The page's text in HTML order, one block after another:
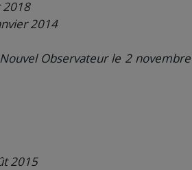
2018
2014
Observateur le 2 novembre
2015